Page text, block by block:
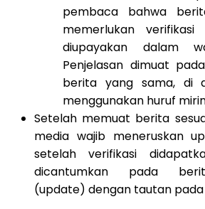
pembaca bahwa
memerlukan
diupayakan dalam
Penjelasan dimuat
berita yang sama, di
menggunakan huruf
Setelah memuat berita
media wajib meneruskan
setelah verifikasi
dicantumkan pada
(update) dengan tautan pada